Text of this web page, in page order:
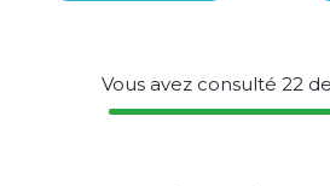
Vous avez consulté 22 de